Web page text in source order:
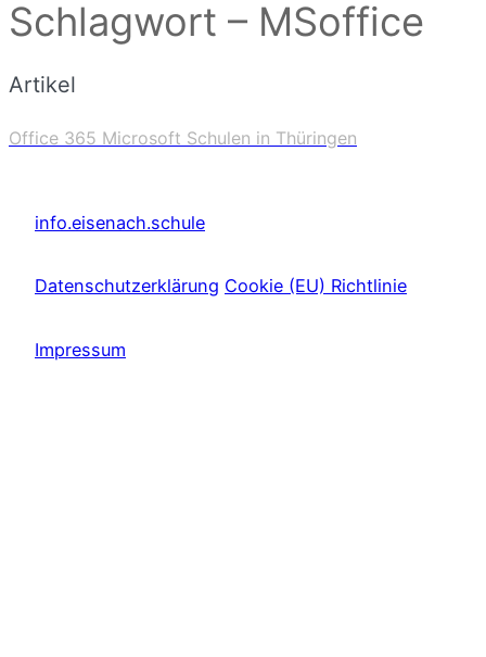
Schlagwort – MSoffice
Artikel
Office 365 Microsoft Schulen in Thüringen
info.eisenach.schule
Datenschutzerklärung Cookie (EU) Richtlinie
Impressum